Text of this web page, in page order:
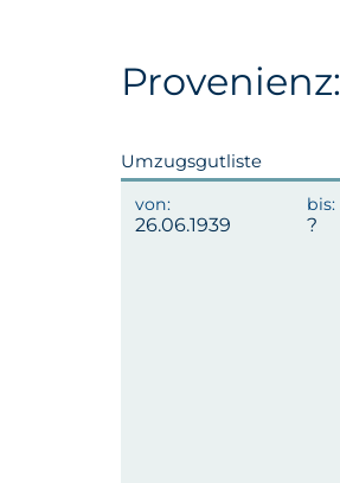
Provenienz:
Umzugsgutliste
26.06.1939